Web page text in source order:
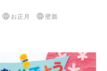
お正月 壁面